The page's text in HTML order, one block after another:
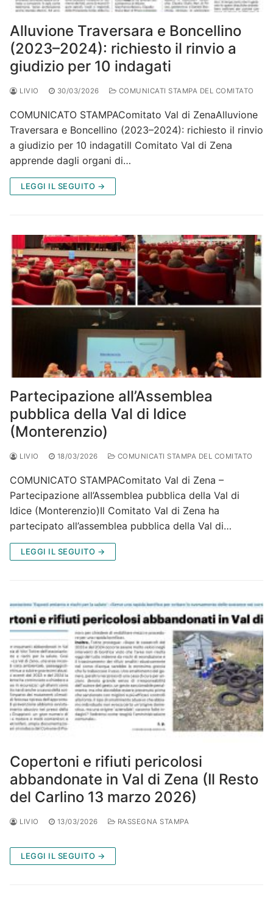
Alluvione Traversara e Boncellino
(2023–2024): richiesto il rinvio a
giudizio per 10 indagati
LIVIO 30/03/2026 COMUNICATI STAMPA DEL COMITATO
COMUNICATO STAMPAComitato Val di ZenaAlluvione
Traversara e Boncellino (2023–2024): richiesto il rinvio
a giudizio per 10 indagatiIl Comitato Val di Zena
apprende dagli organi di…
LEGGI IL SEGUITO →
Partecipazione all’Assemblea
pubblica della Val di Idice
(Monterenzio)
LIVIO 18/03/2026 COMUNICATI STAMPA DEL COMITATO
COMUNICATO STAMPAComitato Val di Zena –
Partecipazione all’Assemblea pubblica della Val di
Idice (Monterenzio)Il Comitato Val di Zena ha
partecipato all’assemblea pubblica della Val di…
LEGGI IL SEGUITO →
Copertoni e rifiuti pericolosi
abbandonate in Val di Zena (Il Resto
del Carlino 13 marzo 2026)
LIVIO 13/03/2026 RASSEGNA STAMPA
LEGGI IL SEGUITO →